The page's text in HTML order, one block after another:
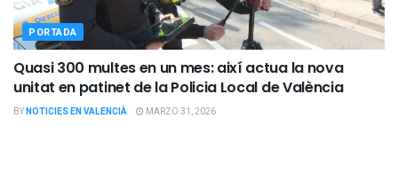
PORTADA
Quasi 300 multes en un mes: així actua la nova
unitat en patinet de la Policia Local de València
BYNOTICIES EN VALENCIÀ MARZO 31, 2026